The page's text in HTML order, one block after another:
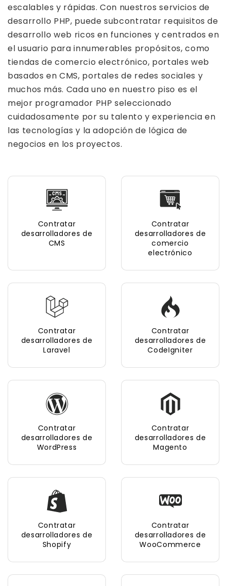
escalables y rápidas. Con nuestros servicios de
desarrollo PHP, puede subcontratar requisitos de
desarrollo web ricos en funciones y centrados en
el usuario para innumerables propósitos, como
tiendas de comercio electrónico, portales web
basados ​​en CMS, portales de redes sociales y
muchos más. Cada uno en nuestro piso es el
mejor programador PHP seleccionado
cuidadosamente por su talento y experiencia en
las tecnologías y la adopción de lógica de
negocios en los proyectos.
Contratar
desarrolladores de
CMS
Contratar
desarrolladores de
comercio
electrónico
Contratar
desarrolladores de
Laravel
Contratar
desarrolladores de
CodeIgniter
Contratar
desarrolladores de
WordPress
Contratar
desarrolladores de
Magento
Contratar
desarrolladores de
Shopify
Contratar
desarrolladores de
WooCommerce